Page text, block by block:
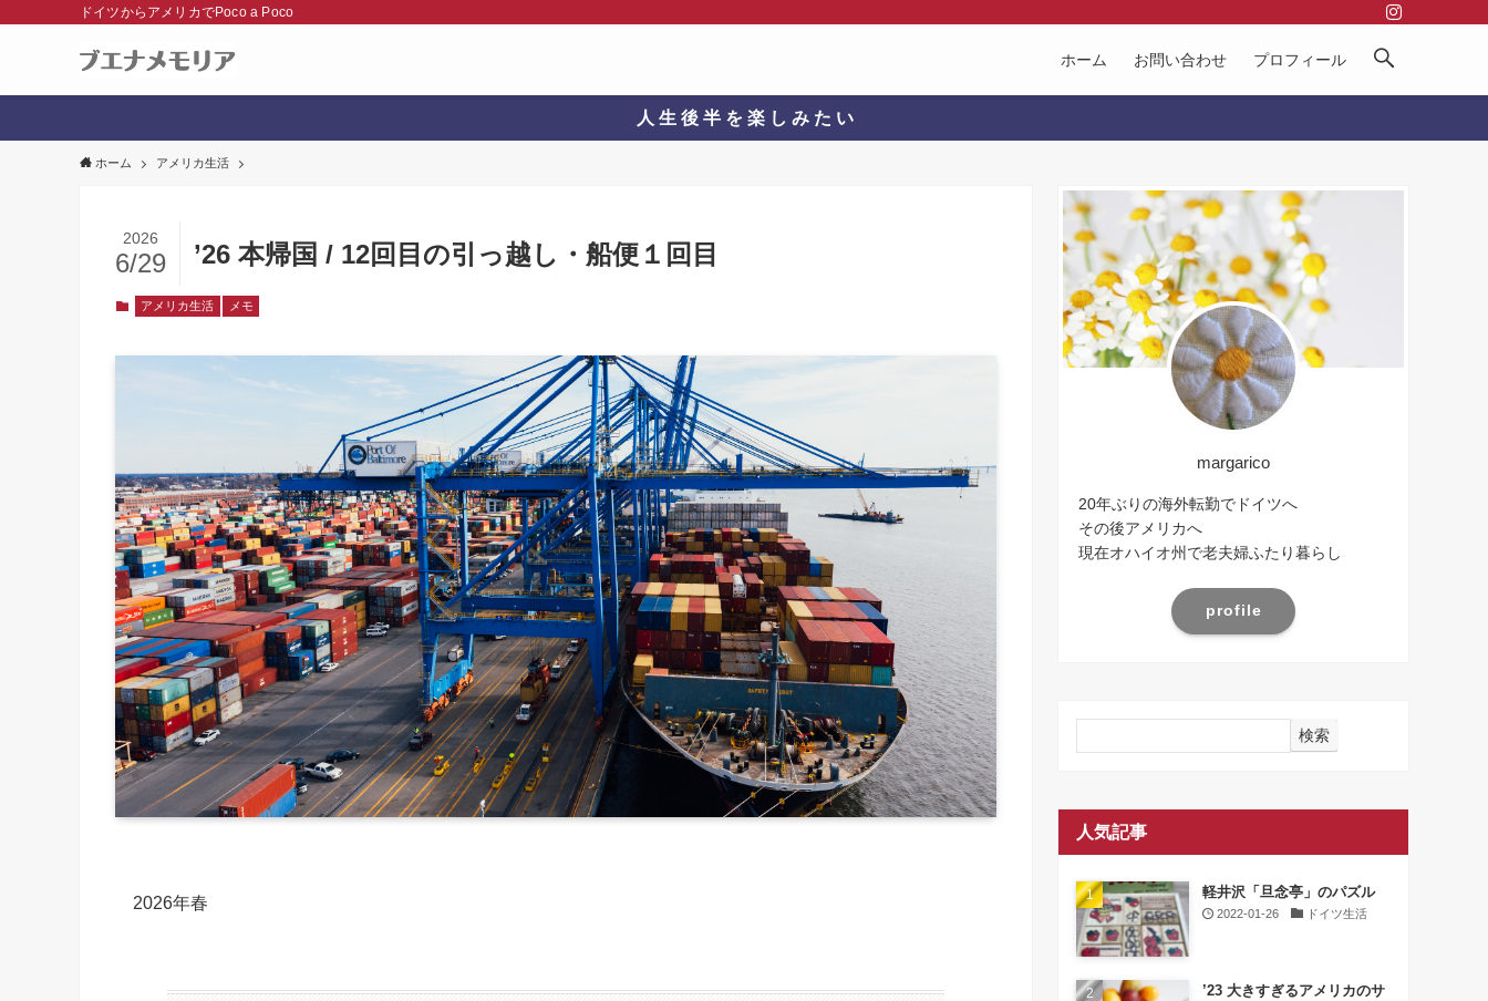
ドイツからアメリカでPoco a Poco
ホーム お問い合わせ プロフィール
人 生 後 半 を 楽 し み た い
ホーム アメリカ生活
’26 本帰国 / 12回目の引っ越し・船便１回目
2026
6/29
アメリカ生活 メモ
2026年春
margarico
20年ぶりの海外転勤でドイツへ
その後アメリカへ
現在オハイオ州で老夫婦ふたり暮らし
profile
検索
人気記事
軽井沢「旦念亭」のパズル
2022-01-26 ドイツ生活
’23 大きすぎるアメリカのサ